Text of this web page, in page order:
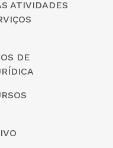
ATIVIDADES
DE